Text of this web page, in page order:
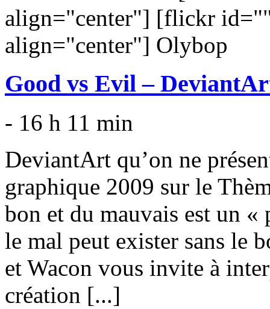
align="center"] [flickr
align="center"] Olybop
Good vs Evil –
- 16 h 11 min
DeviantArt qu’on ne
graphique 2009 sur le
bon et du mauvais est un
le mal peut exister sans le
et Wacon vous invite à
création [...]